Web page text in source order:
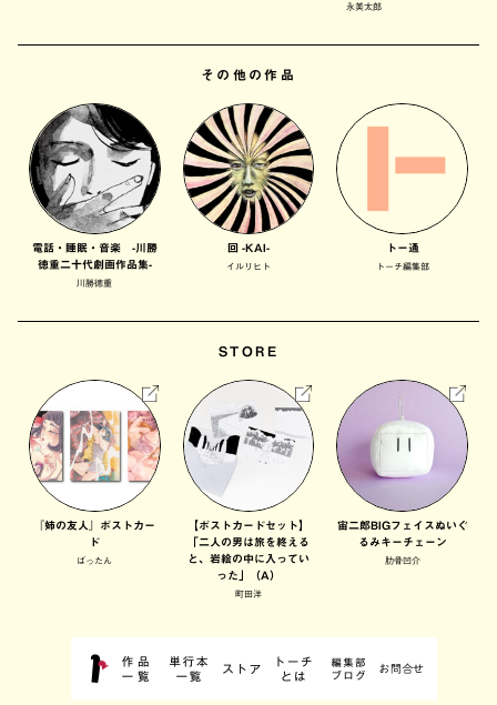
永美太郎
その他の作品
電話・睡眠・音楽 -川勝
徳重二十代劇画作品集-
川勝徳重
回 -KAI-
イルリヒト
トー通
トーチ編集部
STORE
『姉の友人』ポストカー
ド
ばったん
【ポストカードセット】
「二人の男は旅を終える
と、岩絵の中に入ってい
った」（A）
町田洋
宙二郎BIGフェイスぬいぐ
るみキーチェーン
肋骨凹介